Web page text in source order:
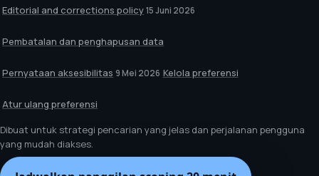
Editorial and corrections policy 15 Juni 2026
Pembatalan dan penghapusan data
Pernyataan aksesibilitas 9 Mei 2026 Kelola preferensi
Atur ulang preferensi
Dibuat untuk strategi pencarian yang jelas dan perjalanan pengguna
yang mudah diakses.